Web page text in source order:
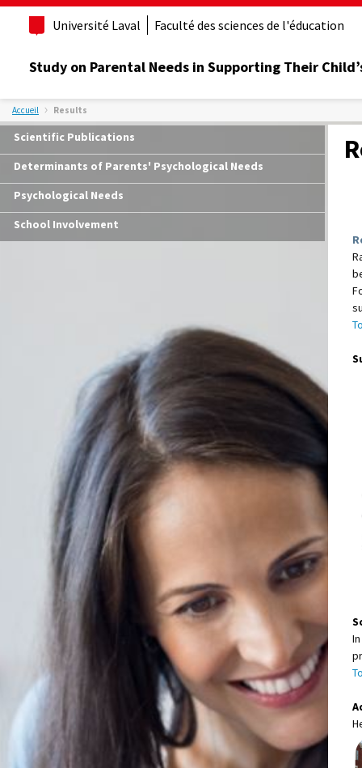
Université Laval Faculté des sciences de l'éducation
Study on Parental Needs in Supporting Their
Accueil Results
Scientific Publications
Determinants of Parents' Psychological Needs
Psychological Needs
School Involvement